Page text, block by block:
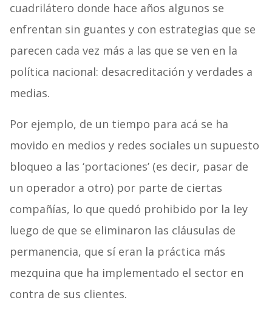
cuadrilátero donde hace años algunos se
enfrentan sin guantes y con estrategias que se
parecen cada vez más a las que se ven en la
política nacional: desacreditación y verdades a
medias.
Por ejemplo, de un tiempo para acá se ha
movido en medios y redes sociales un supuesto
bloqueo a las ‘portaciones’ (es decir, pasar de
un operador a otro) por parte de ciertas
compañías, lo que quedó prohibido por la ley
luego de que se eliminaron las cláusulas de
permanencia, que sí eran la práctica más
mezquina que ha implementado el sector en
contra de sus clientes.